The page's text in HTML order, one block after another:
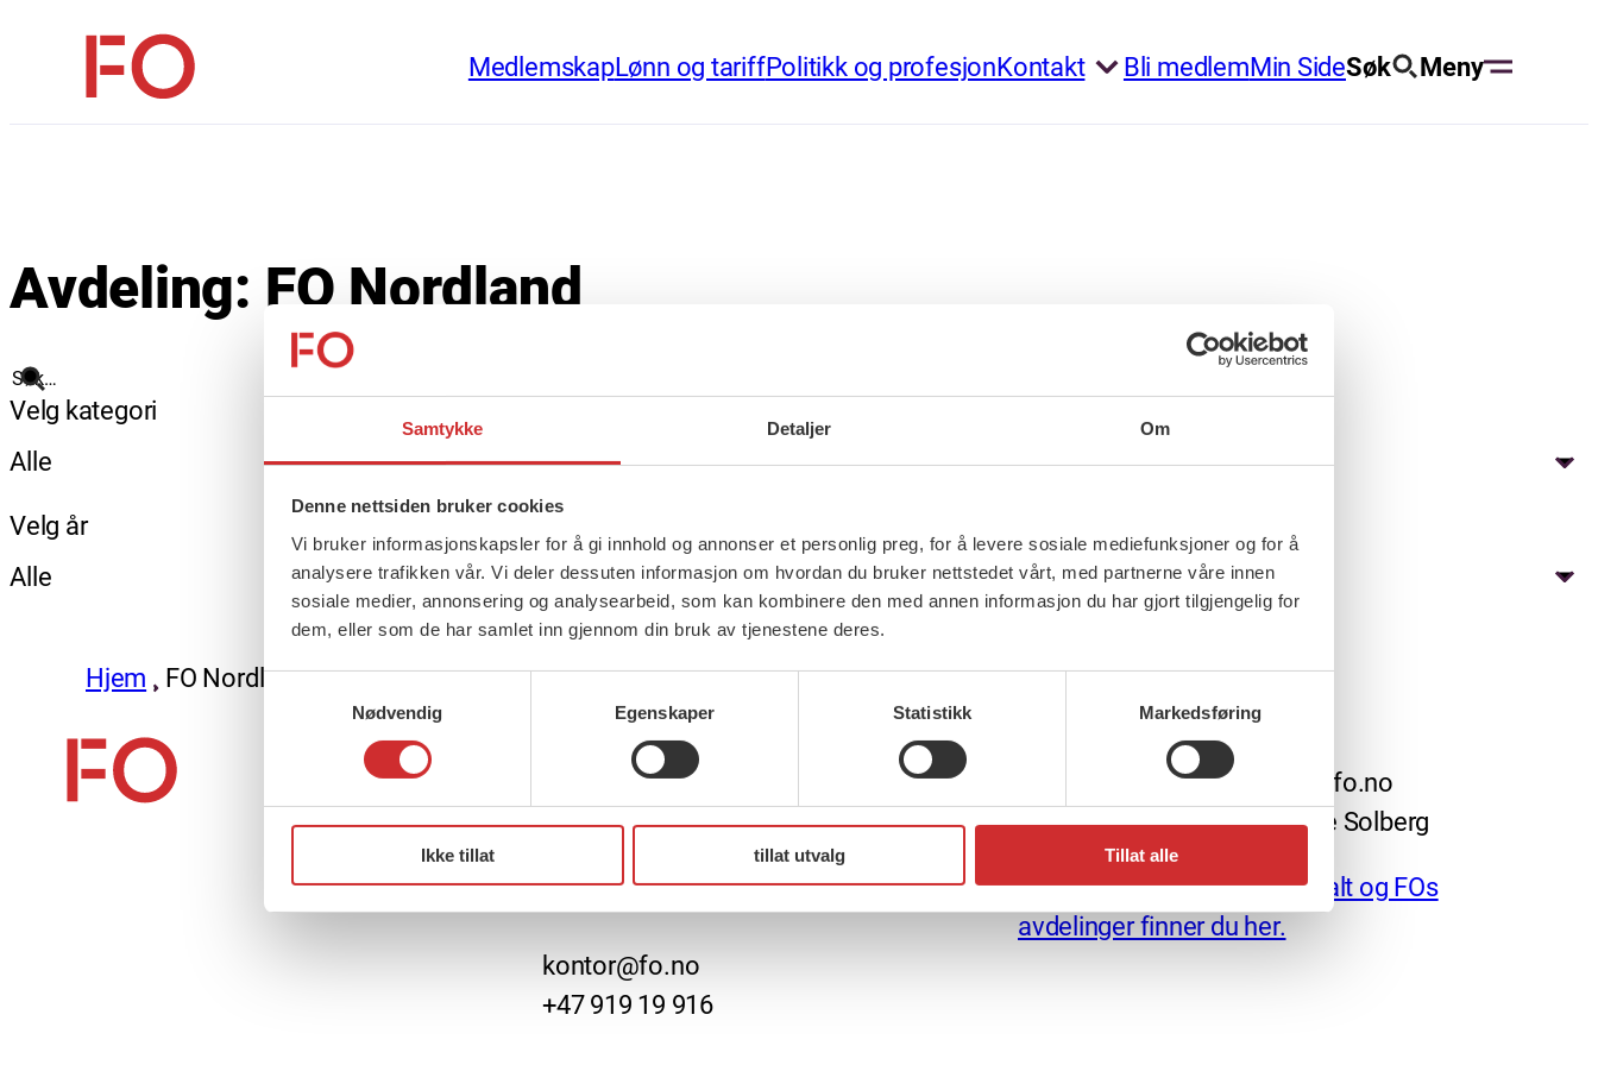
Samtykke Detaljer Om
Denne nettsiden bruker cookies
Vi bruker informasjonskapsler for å gi innhold og annonser et personlig preg, for å levere sosiale mediefunksjoner og for å
analysere trafikken vår. Vi deler dessuten informasjon om hvordan du bruker nettstedet vårt, med partnerne våre innen
sosiale medier, annonsering og analysearbeid, som kan kombinere den med annen informasjon du har gjort tilgjengelig for
dem, eller som de har samlet inn gjennom din bruk av tjenestene deres.
Samtykkevalg
Nødvendig
Egenskaper Statistikk Markedsføring
Ikke tillat tillat utvalg Tillat alle
innholdFO
MedlemskapLønn og tariffPolitikk og profesjonKontakt Bli medlemMin SideSøk Meny
Avdeling: FO Nordland
Søk
Velg kategori
Alle
Velg år
Alle
Hjem
FO Nordland
Ingen resultater funnet.
About us (English)
FO (Fellesorganisasjonen)
Mariboes gate 13
Pb. 4693 Sofienberg
kontor@fo.no
+47 919 19 916
Nettredaktør: nettredaktor@fo.no
Ansvarlig redaktør: Marianne Solberg
Fakturaadresser til FO sentralt og FOs
avdelinger finner du her.